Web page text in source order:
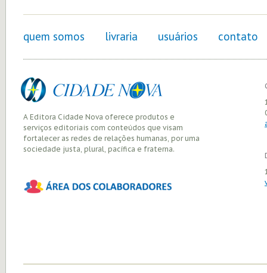
quem somos livraria usuários contato
A Editora Cidade Nova oferece produtos e
serviços editoriais com conteúdos que visam
fortalecer as redes de relações humanas, por uma
sociedade justa, plural, pacífica e fraterna.